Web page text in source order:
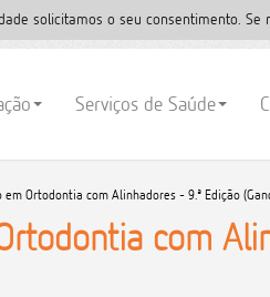
solicitamos o seu consentimento.
Serviços de Saúde
em Ortodontia com Alinhadores - 9.ª Edição
com